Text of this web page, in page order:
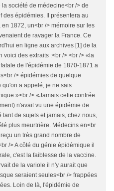
société de médecine<br /> de
des épidémies. Il présentera au
1872, un<br /> mémoire sur les
de ravager la France. Ce
en ligne aux archives [1] de la
voici des extraits :<br /> <br /> «la
de l'épidémie de 1870-1871 a
/> épidémies de quelque
qu'on a appelé, je ne sais
/> «Jamais cette contrée
n'avait vu une épidémie de
de sujets et jamais, chez nous,
plus meurtrière. Médecins en<br
un très grand nombre de
/> A côté du génie épidémique il
c'est la faiblesse de la vaccine.
de la variole il n'y aurait que
seraient seules<br /> frappées
Loin de là, l'épidémie de